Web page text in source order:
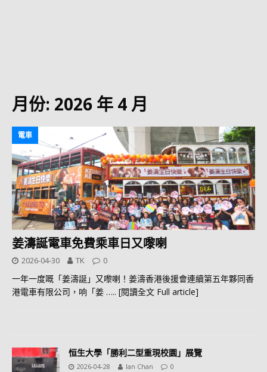
月份: 2026 年 4 月
電車
姜濤誕電車免費乘車日又嚟喇
2026-04-30 TK 0
一年一度嘅「姜濤誕」又嚟喇！姜濤香港後援會連續第五年夥同香
港電車有限公司，响「姜 ….. [閱讀全文 Full article]
恒生大學「勝利二型重現校園」展覽
2026-04-28 Ian Chan 0